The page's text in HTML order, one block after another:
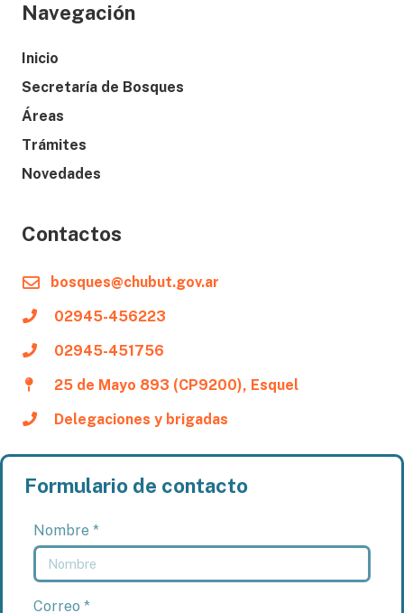
Navegación
Inicio
Secretaría de Bosques
Áreas
Trámites
Novedades
Contactos
bosques@chubut.gov.ar
02945-456223
02945-451756
25 de Mayo 893 (CP9200), Esquel
Delegaciones y brigadas
Formulario de contacto
Nombre *
Correo *